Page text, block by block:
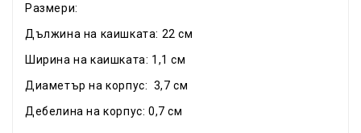
Размери:
Дължина на каишката: 22 см
Ширина на каишката: 1,1 см
Диаметър на корпус: 3,7 см
Дебелина на корпус: 0,7 см